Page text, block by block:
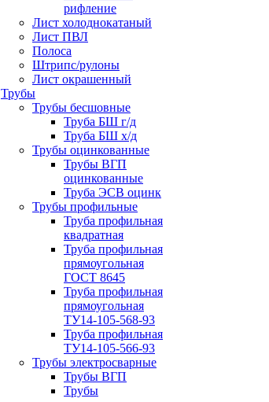
рифление
Лист холоднокатаный
Лист ПВЛ
Полоса
Штрипс/рулоны
Лист окрашенный
Трубы
Трубы бесшовные
Труба БШ г/д
Труба БШ х/д
Трубы оцинкованные
Трубы ВГП
оцинкованные
Труба ЭСВ оцинк
Трубы профильные
Труба профильная
квадратная
Труба профильная
прямоугольная
ГОСТ 8645
Труба профильная
прямоугольная
ТУ14-105-568-93
Труба профильная
ТУ14-105-566-93
Трубы электросварные
Трубы ВГП
Трубы